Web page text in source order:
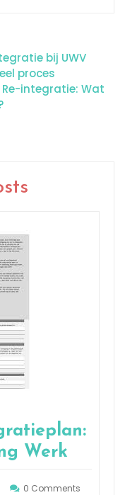
bij UWV
proces
Re-integratie: Wat
Werk
0 Comments